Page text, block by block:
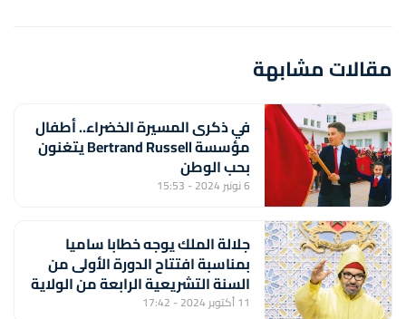
مقالات مشابهة
في ذكرى المسيرة الخضراء.. أطفال
مؤسسة Bertrand Russell يتغنون
بحب الوطن
6 نونبر 2024 - 15:53
جلالة الملك يوجه خطابا ساميا
بمناسبة افتتاح الدورة الأولى من
السنة التشريعية الرابعة من الولاية
التشريعية الحادية عشرة
11 أكتوبر 2024 - 17:42